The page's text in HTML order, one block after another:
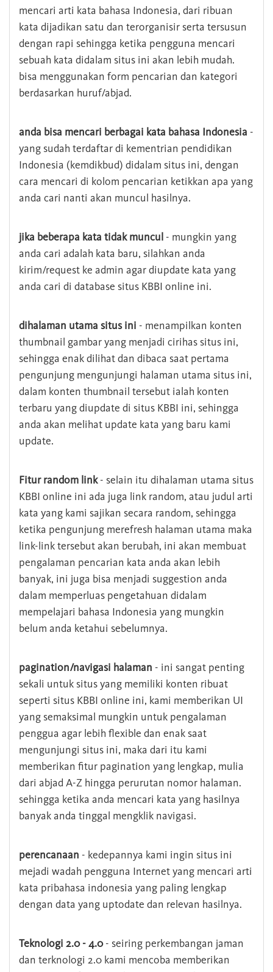
mencari arti kata bahasa Indonesia, dari ribuan
kata dijadikan satu dan terorganisir serta tersusun
dengan rapi sehingga ketika pengguna mencari
sebuah kata didalam situs ini akan lebih mudah.
bisa menggunakan form pencarian dan kategori
berdasarkan huruf/abjad.
anda bisa mencari berbagai kata bahasa Indonesia -
yang sudah terdaftar di kementrian pendidikan
Indonesia (kemdikbud) didalam situs ini, dengan
cara mencari di kolom pencarian ketikkan apa yang
anda cari nanti akan muncul hasilnya.
jika beberapa kata tidak muncul - mungkin yang
anda cari adalah kata baru, silahkan anda
kirim/request ke admin agar diupdate kata yang
anda cari di database situs KBBI online ini.
dihalaman utama situs ini - menampilkan konten
thumbnail gambar yang menjadi cirihas situs ini,
sehingga enak dilihat dan dibaca saat pertama
pengunjung mengunjungi halaman utama situs ini,
dalam konten thumbnail tersebut ialah konten
terbaru yang diupdate di situs KBBI ini, sehingga
anda akan melihat update kata yang baru kami
update.
Fitur random link- selain itu dihalaman utama situs
KBBI online ini ada juga link random, atau judul arti
kata yang kami sajikan secara random, sehingga
ketika pengunjung merefresh halaman utama maka
link-link tersebut akan berubah, ini akan membuat
pengalaman pencarian kata anda akan lebih
banyak, ini juga bisa menjadi suggestion anda
dalam memperluas pengetahuan didalam
mempelajari bahasa Indonesia yang mungkin
belum anda ketahui sebelumnya.
pagination/navigasi halaman - ini sangat penting
sekali untuk situs yang memiliki konten ribuat
seperti situs KBBI online ini, kami memberikan UI
yang semaksimal mungkin untuk pengalaman
penggua agar lebih flexible dan enak saat
mengunjungi situs ini, maka dari itu kami
memberikan fitur pagination yang lengkap, mulia
dari abjad A-Z hingga perurutan nomor halaman.
sehingga ketika anda mencari kata yang hasilnya
banyak anda tinggal mengklik navigasi.
perencanaan - kedepannya kami ingin situs ini
mejadi wadah pengguna Internet yang mencari arti
kata pribahasa indonesia yang paling lengkap
dengan data yang uptodate dan relevan hasilnya.
Teknologi 2.0 - 4.0- seiring perkembangan jaman
dan terknologi 2.0 kami mencoba memberikan